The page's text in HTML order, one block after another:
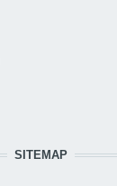
SITEMAP